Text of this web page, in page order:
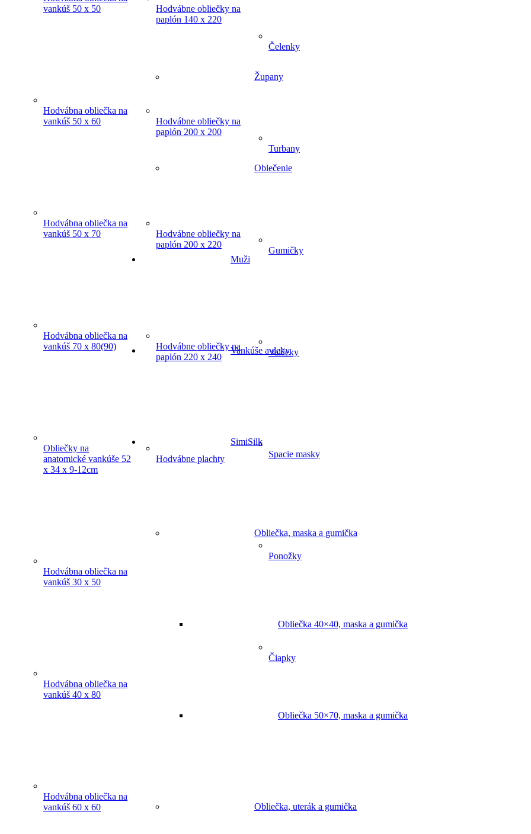
Župany
Oblečenie
Muži
Vankúše a deky
SimiSilk
Obliečka, maska a gumička
Obliečka 40×40, maska a gumička
Obliečka 50×70, maska a gumička
Obliečka, uterák a gumička
vankúš 50 x 50
Hodvábna obliečka na
vankúš 50 x 60
Hodvábna obliečka na
vankúš 50 x 70
Hodvábna obliečka na
vankúš 70 x 80(90)
Obliečky na
anatomické vankúše 52
x 34 x 9-12cm
Hodvábna obliečka na
vankúš 30 x 50
Hodvábna obliečka na
vankúš 40 x 80
Hodvábna obliečka na
vankúš 60 x 60
Hodvábne obliečky na
paplón 140 x 220
Hodvábne obliečky na
paplón 200 x 200
Hodvábne obliečky na
paplón 200 x 220
Hodvábne obliečky na
paplón 220 x 240
Hodvábne plachty
Čelenky
Turbany
Gumičky
Valčeky
Spacie masky
Ponožky
Čiapky